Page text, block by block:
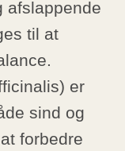
afslappende
til at
er
sind og
forbedre